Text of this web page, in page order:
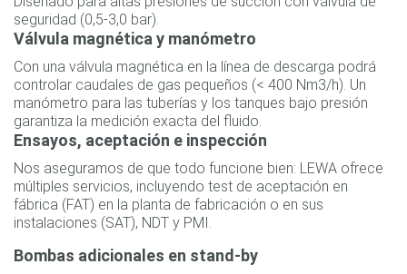
seguridad (0,5-3,0 bar).
Válvula magnética y manómetro
Con una válvula magnética en la línea de descarga podrá
controlar caudales de gas pequeños (< 400 Nm3/h). Un
manómetro para las tuberías y los tanques bajo presión
garantiza la medición exacta del fluido.
Ensayos, aceptación e inspección
Nos aseguramos de que todo funcione bien: LEWA ofrece
múltiples servicios, incluyendo test de aceptación en
fábrica (FAT) en la planta de fabricación o en sus
instalaciones (SAT), NDT y PMI.
Bombas adicionales en stand-by